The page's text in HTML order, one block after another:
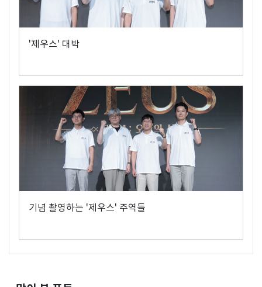
'제우스' 대박
기념 촬영하는 '제우스' 주역들